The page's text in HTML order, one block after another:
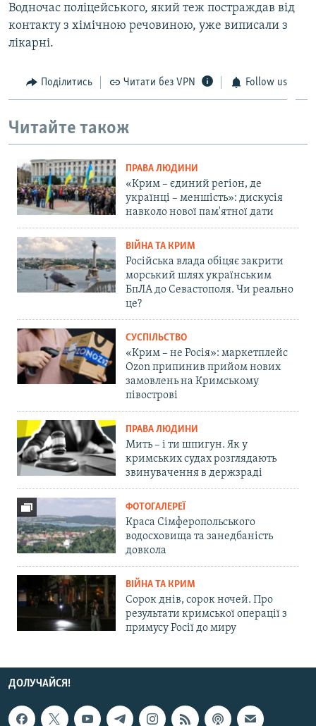
Водночас поліцейського, який теж постраждав від
контакту з хімічною речовиною, уже виписали з
лікарні.
Поділитись Читати без VPN Follow us
Читайте також
ПРАВА ЛЮДИНИ
«Крим – єдиний регіон, де
українці – меншість»: дискусія
навколо нової пам'ятної дати
ВІЙНА ТА КРИМ
Російська влада обіцяє закрити
морський шлях українським
БпЛА до Севастополя. Чи реально
це?
СУСПІЛЬСТВО
«Крим – не Росія»: маркетплейс
Ozon припинив прийом нових
замовлень на Кримському
півострові
ПРАВА ЛЮДИНИ
Мить – і ти шпигун. Як у
кримських судах розглядають
звинувачення в держзраді
ФОТОГАЛЕРЕЇ
Краса Сімферопольського
водосховища та занедбаність
довкола
ВІЙНА ТА КРИМ
Сорок днів, сорок ночей. Про
результати кримської операції з
примусу Росії до миру
ДОЛУЧАЙСЯ!